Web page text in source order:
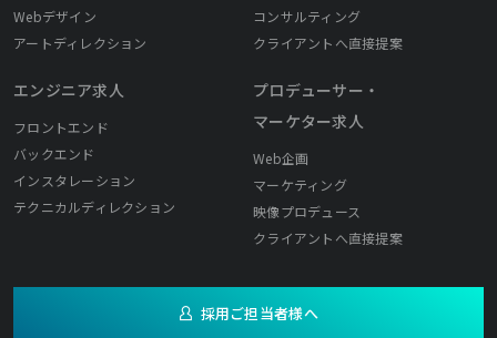
Webデザイン
アートディレクション
エンジニア求人
フロントエンド
バックエンド
インスタレーション
テクニカルディレクション
コンサルティング
クライアントへ直接提案
プロデューサー・
マーケター求人
Web企画
マーケティング
映像プロデュース
クライアントへ直接提案
採用ご担当者様へ